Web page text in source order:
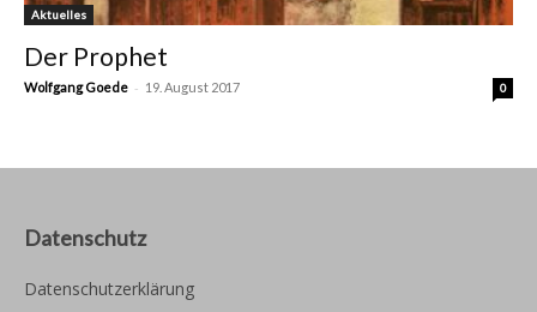
Aktuelles
Der Prophet
Wolfgang Goede - 19. August 2017 0
Datenschutz
Datenschutzerklärung